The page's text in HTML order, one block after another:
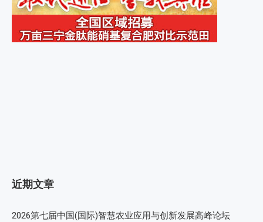
近期文章
2026第七届中国(国际)智慧农业应用与创新发展高峰论坛